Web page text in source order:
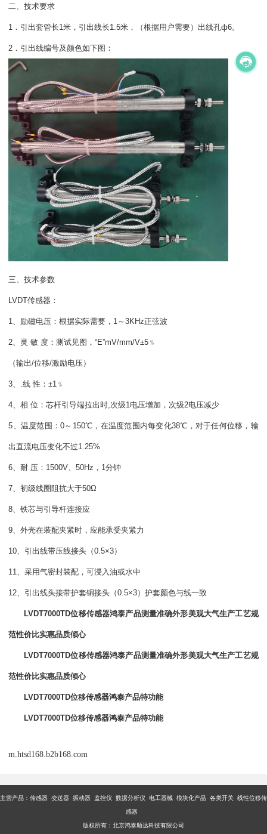
二、技术要求
1．引出套管长1米，引出线长1.5米，（根据用户需要）出线孔ф6。
2．引出线编号及颜色如下图：
三、技术参数
LVDT传感器：
1、励磁电压：根据实际需要，1～3KHz正弦波
2、灵 敏 度：测试见图，“E”mV/mm/V±5﹪
（输出/位移/激励电压）
3、.线 性：±1﹪
4、相 位：芯杆引导端拉出时,次级1电压增加，次级2电压减少
5、温度范围：0～150℃，在温度范围内每变化38℃，对于任何位移，输
出直流电压变化不过1.25%
6、耐 压：1500V、50Hz，1分钟
7、初级线圈阻抗大于50Ω
8、铁芯与引导杆连接应
9、外壳在装配夹紧时，应能承受夹紧力
10、引出线带压线接头（0.5×3）
11、采用气密封装配，可浸入油或水中
12、引出线头接带护套铜接头（0.5×3）护套颜色与线一致
LVDT7000TD位移传感器鸿泰产品测量准确外形美观大气生产工艺规
范性价比实惠品质倾心
LVDT7000TD位移传感器鸿泰产品测量准确外形美观大气生产工艺规
范性价比实惠品质倾心
LVDT7000TD位移传感器鸿泰产品特功能
LVDT7000TD位移传感器鸿泰产品特功能
m.htsd168.b2b168.com
主营产品：传感器 变送器 振动器 监控仪 数据分析仪 电工器械 模块化产品 各类开关 线性位移传
感器
版权所有：北京鸿泰顺达科技有限公司